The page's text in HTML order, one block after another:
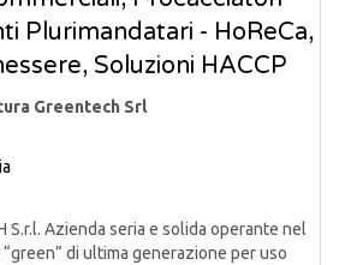
Plurimandatari - HoReCa,
Soluzioni HACCP
Greentech Srl
S.r.l. Azienda seria e solida operante nel
di ultima generazione per uso